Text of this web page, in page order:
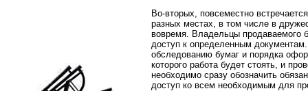
Во-вторых, повсеместно
разных местах, в том числе в
вовремя. Владельцы продаваемого
доступ к определенным
обследованию бумаг и порядка
которого работа будет стоять, и
необходимо сразу обозначить
доступ ко всем необходимым для